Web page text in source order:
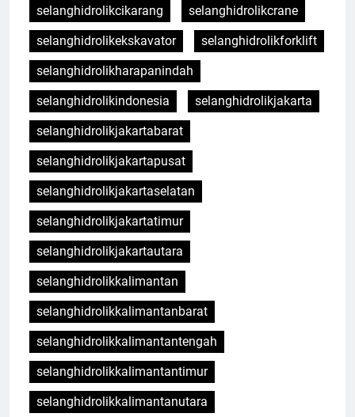
selanghidrolikcikarang
selanghidrolikcrane
selanghidrolikekskavator
selanghidrolikforklift
selanghidrolikharapanindah
selanghidrolikindonesia
selanghidrolikjakarta
selanghidrolikjakartabarat
selanghidrolikjakartapusat
selanghidrolikjakartaselatan
selanghidrolikjakartatimur
selanghidrolikjakartautara
selanghidrolikkalimantan
selanghidrolikkalimantanbarat
selanghidrolikkalimantantengah
selanghidrolikkalimantantimur
selanghidrolikkalimantanutara